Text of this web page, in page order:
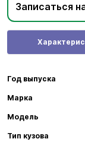
Записаться
Год выпуска
Марка
Модель
Тип кузова